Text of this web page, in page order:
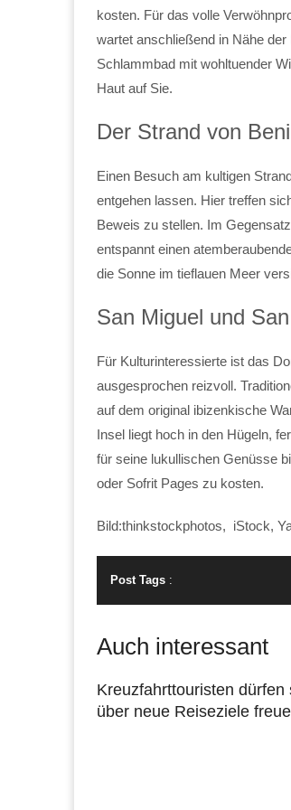
kosten. Für das volle
wartet anschließend in Nähe der
Schlammbad mit wohltuender
Haut auf Sie.
Der Strand von
Einen Besuch am kultigen
entgehen lassen. Hier treffen
Beweis zu stellen. Im
entspannt einen
die Sonne im tieflauen Meer
San Miguel und
Für Kulturinteressierte ist das
ausgesprochen reizvoll.
auf dem original ibizenkische
Insel liegt hoch in den Hügeln,
für seine lukullischen Genüsse
oder Sofrit Pages zu kosten.
Bild:thinkstockphotos, iStock,
Post Tags :
Auch interessant
Kreuzfahrttouristen dürfen
über neue Reiseziele